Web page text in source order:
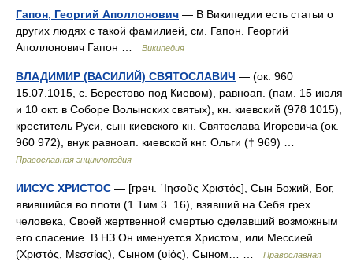
Гапон, Георгий Аполлонович — В Википедии есть статьи о
других людях с такой фамилией, см. Гапон. Георгий
Аполлонович Гапон …
Википедия
ВЛАДИМИР (ВАСИЛИЙ) СВЯТОСЛАВИЧ — (ок. 960
15.07.1015, с. Берестово под Киевом), равноап. (пам. 15 июля
и 10 окт. в Соборе Волынских святых), кн. киевский (978 1015),
креститель Руси, сын киевского кн. Святослава Игоревича (ок.
960 972), внук равноап. киевской кнг. Ольги († 969) …
Православная энциклопедия
ИИСУС ХРИСТОС — [греч. ᾿Ιησοῦς Χριστός], Сын Божий, Бог,
явившийся во плоти (1 Тим 3. 16), взявший на Себя грех
человека, Своей жертвенной смертью сделавший возможным
его спасение. В НЗ Он именуется Христом, или Мессией
(Χριστός, Μεσσίας), Сыном (υἱός), Сыном… …
Православная